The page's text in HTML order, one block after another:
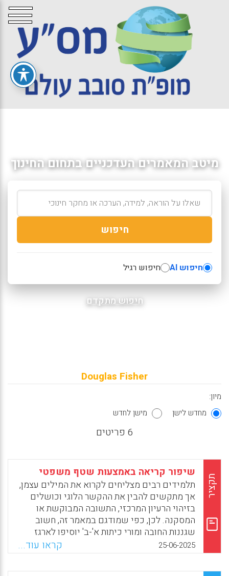
מיטב המאמרים העדכניים בתחום החינוך
חיפוש
חיפוש AI חיפוש רגיל
חיפוש מתקדם
Douglas Fisher
מיון:
מחדש לישן
מישן לחדש
6 פריטים
תקציר
שיפור קריאה באמצעות שטף משפטי
תלמידים רבים מצליחים לקרוא את המילים עצמן,
אך מתקשים להבין את ההקשר הלוגי וכושלים
בזיהוי הרעיון המרכזי, התשובה המבוקשת או
המסקנה. לכן, כפי שמודגם במאמר זה, חשוב
שגננות החובה ומורי כיתות א'-ב' יוסיפו לארגז
הכלים מערך שיעור הכולל זיהוי מבנה לשוני,
ניתוח רוחבי, פענוח טקסטואלי, הבנת הנקרא
והכרת תבניות סיפוריות.
25-06-2025 קראו עוד...